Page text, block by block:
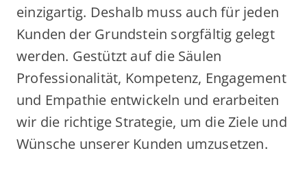
einzigartig. Deshalb muss auch für jeden
Kunden der Grundstein sorgfältig gelegt
werden. Gestützt auf die Säulen
Professionalität, Kompetenz, Engagement
und Empathie entwickeln und erarbeiten
wir die richtige Strategie, um die Ziele und
Wünsche unserer Kunden umzusetzen.